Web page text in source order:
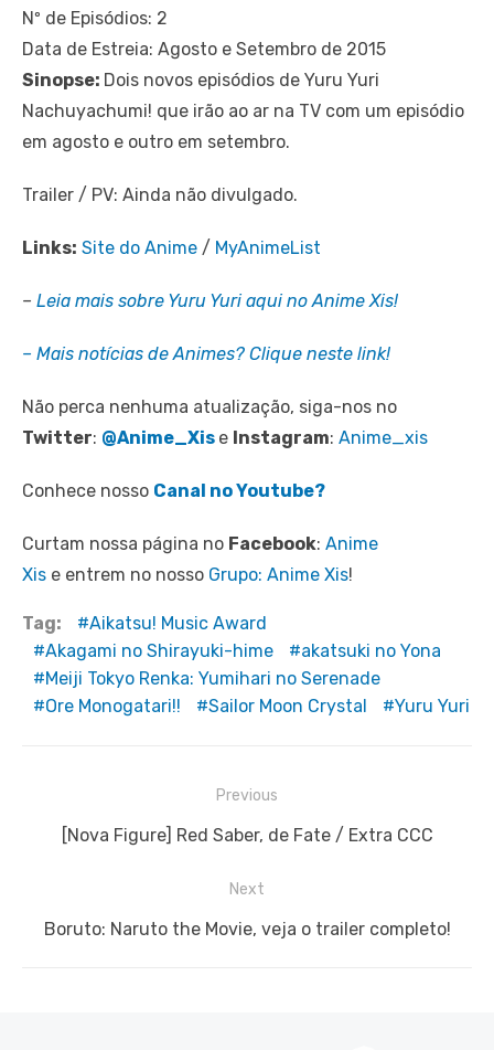
Nº de Episódios: 2
Data de Estreia: Agosto e Setembro de 2015
Sinopse: Dois novos episódios de Yuru Yuri
Nachuyachumi! que irão ao ar na TV com um episódio
em agosto e outro em setembro.
Trailer / PV: Ainda não divulgado.
Links: Site do Anime / MyAnimeList
– Leia mais sobre Yuru Yuri aqui no Anime Xis!
– Mais notícias de Animes? Clique neste link!
Não perca nenhuma atualização, siga-nos no
Twitter: @Anime_Xis e Instagram: Anime_xis
Conhece nosso Canal no Youtube?
Curtam nossa página no Facebook: Anime
Xis e entrem no nosso Grupo: Anime Xis!
Tag:
Aikatsu! Music Award
Akagami no Shirayuki-hime
akatsuki no Yona
Meiji Tokyo Renka: Yumihari no Serenade
Ore Monogatari!!
Sailor Moon Crystal Yuru Yuri
Previous
Previous
[Nova Figure] Red Saber, de Fate / Extra CCC
Next
Next
Boruto: Naruto the Movie, veja o trailer completo!